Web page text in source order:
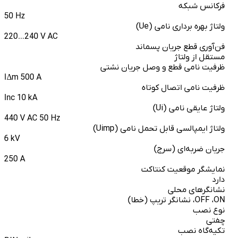
فرکانس شبکه
50 Hz
ولتاژ بهره برداری نامی (Ue)
220…240 V AC
فن‌آوری قطع جریان پسماند
مستقل از ولتاژ
ظرفیت نامی قطع و وصل جریان نشتی
IΔm 500 A
ظرفیت نامی اتصال کوتاه
Inc 10 kA
ولتاژ عایقی نامی (Ui)
440 V AC 50 Hz
ولتاژ ایمپالسی قابل تحمل نامی (Uimp)
6 kV
جریان ضربه‌ای (سرج)
250 A
نمایشگر موقعیت کنتاکت
دارد
نشانگرهای محلی
OFF ،ON، نشانگر تریپ (خطا)
نوع نصب
چفتی
تکیه‌گاه نصب